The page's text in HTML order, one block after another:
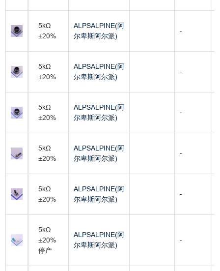
5kΩ
±20%
ALPSALPINE(阿
尔卑斯阿尔派)
-
5kΩ
±20%
ALPSALPINE(阿
尔卑斯阿尔派)
-
5kΩ
±20%
ALPSALPINE(阿
尔卑斯阿尔派)
-
5kΩ
±20%
ALPSALPINE(阿
尔卑斯阿尔派)
-
5kΩ
±20%
ALPSALPINE(阿
尔卑斯阿尔派)
-
5kΩ
±20%
停产
ALPSALPINE(阿
尔卑斯阿尔派)
-